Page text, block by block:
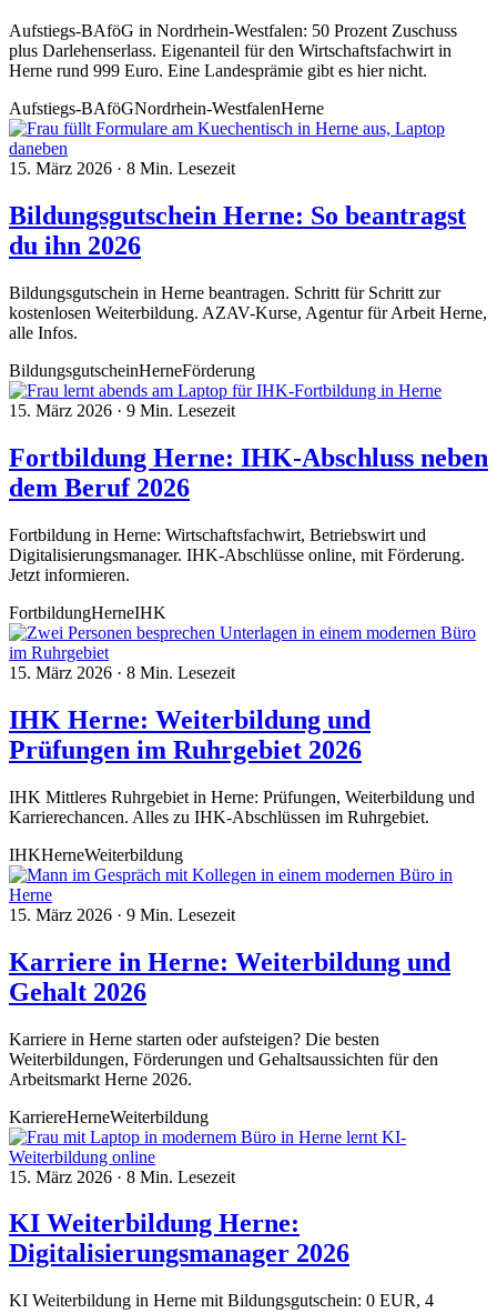
Aufstiegs-BAföG in Nordrhein-Westfalen: 50 Prozent Zuschuss
plus Darlehenserlass. Eigenanteil für den Wirtschaftsfachwirt in
Herne rund 999 Euro. Eine Landesprämie gibt es hier nicht.
Aufstiegs-BAföGNordrhein-WestfalenHerne
15. März 2026 · 8 Min. Lesezeit
Bildungsgutschein Herne: So beantragst
du ihn 2026
Bildungsgutschein in Herne beantragen. Schritt für Schritt zur
kostenlosen Weiterbildung. AZAV-Kurse, Agentur für Arbeit Herne,
alle Infos.
BildungsgutscheinHerneFörderung
15. März 2026 · 9 Min. Lesezeit
Fortbildung Herne: IHK-Abschluss neben
dem Beruf 2026
Fortbildung in Herne: Wirtschaftsfachwirt, Betriebswirt und
Digitalisierungsmanager. IHK-Abschlüsse online, mit Förderung.
Jetzt informieren.
FortbildungHerneIHK
15. März 2026 · 8 Min. Lesezeit
IHK Herne: Weiterbildung und
Prüfungen im Ruhrgebiet 2026
IHK Mittleres Ruhrgebiet in Herne: Prüfungen, Weiterbildung und
Karrierechancen. Alles zu IHK-Abschlüssen im Ruhrgebiet.
IHKHerneWeiterbildung
15. März 2026 · 9 Min. Lesezeit
Karriere in Herne: Weiterbildung und
Gehalt 2026
Karriere in Herne starten oder aufsteigen? Die besten
Weiterbildungen, Förderungen und Gehaltsaussichten für den
Arbeitsmarkt Herne 2026.
KarriereHerneWeiterbildung
15. März 2026 · 8 Min. Lesezeit
KI Weiterbildung Herne:
Digitalisierungsmanager 2026
KI Weiterbildung in Herne mit Bildungsgutschein: 0 EUR, 4